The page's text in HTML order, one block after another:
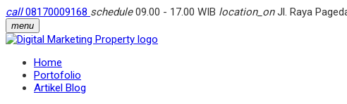
call08170009168 schedule09.00 - 17.00 WIB location_onJl. Raya
menu
Home
Portofolio
Artikel Blog